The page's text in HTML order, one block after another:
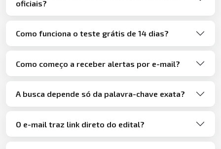
oficiais?
Como funciona o teste grátis de 14 dias?
Como começo a receber alertas por e-mail?
A busca depende só da palavra-chave exata?
O e-mail traz link direto do edital?